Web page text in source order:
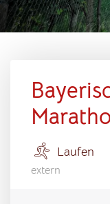
Laufen
extern